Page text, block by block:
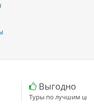
Выгодно
Туры по лучшим